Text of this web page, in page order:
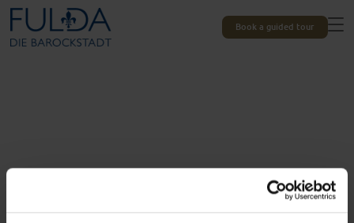
Book a guided tour